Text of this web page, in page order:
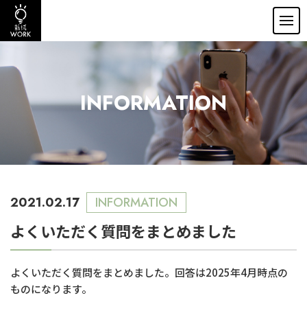
INFORMATION
2021.02.17 INFORMATION
よくいただく質問をまとめました
よくいただく質問をまとめました。回答は2025年4月時点の
ものになります。